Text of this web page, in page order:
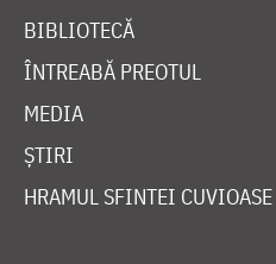
BIBLIOTECĂ
ÎNTREABĂ PREOTUL
MEDIA
ȘTIRI
HRAMUL SFINTEI CUVIOASE